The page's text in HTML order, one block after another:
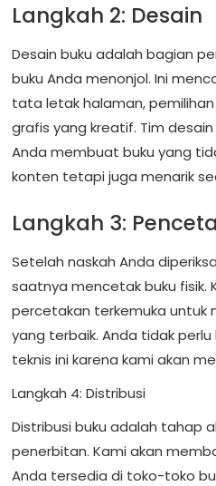
Langkah 2: Desain
Desain buku adalah bagian
buku Anda menonjol. Ini
tata letak halaman,
grafis yang kreatif. Tim
Anda membuat buku yang
konten tetapi juga menarik
Langkah 3:
Setelah naskah Anda
saatnya mencetak buku fisik.
percetakan terkemuka untuk
yang terbaik. Anda tidak
teknis ini karena kami akan
Langkah 4: Distribusi
Distribusi buku adalah tahap
penerbitan. Kami akan
Anda tersedia di toko-toko